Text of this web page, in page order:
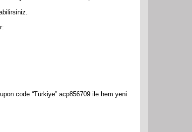
code “Türkiye” acp856709 ile hem yeni